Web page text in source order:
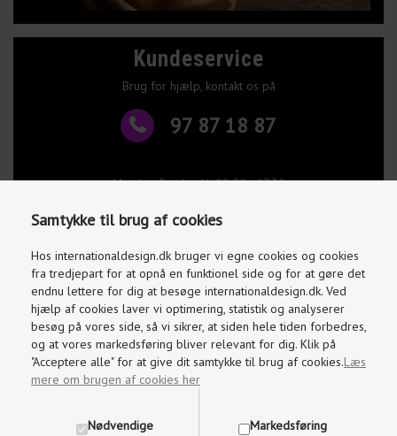
Samtykke til brug af cookies
Hos internationaldesign.dk bruger vi egne cookies og cookies
fra tredjepart for at opnå en funktionel side og for at gøre det
endnu lettere for dig at besøge internationaldesign.dk. Ved
hjælp af cookies laver vi optimering, statistik og analyserer
besøg på vores side, så vi sikrer, at siden hele tiden forbedres,
og at vores markedsføring bliver relevant for dig. Klik på
"Acceptere alle" for at give dit samtykke til brug af cookies.Læs
mere om brugen af cookies her
Nødvendige Markedsføring
Kundeservice
Brug for hjælp, kontakt os på
97 87 18 87
Mandag-Fredag kl. 09.00 - 17.30
info@internationaldesign.dk